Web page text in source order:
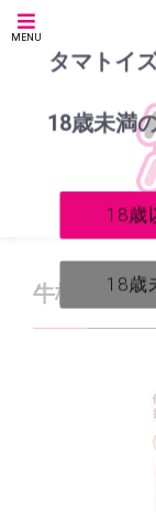
タマトイ
18歳未満
18歳
18歳
MENU
牛柄スクー